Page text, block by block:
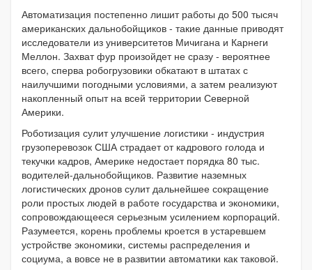
Автоматизация постепенно лишит работы до 500 тысяч
американских дальнобойщиков - такие данные приводят
исследователи из университетов Мичигана и Карнеги
Меллон. Захват фур произойдет не сразу - вероятнее
всего, сперва робогрузовики обкатают в штатах с
наилучшими погодными условиями, а затем реализуют
накопленный опыт на всей территории Северной
Америки.
Роботизация сулит улучшение логистики - индустрия
грузоперевозок США страдает от кадрового голода и
текучки кадров, Америке недостает порядка 80 тыс.
водителей-дальнобойщиков. Развитие наземных
логистических дронов сулит дальнейшее сокращение
роли простых людей в работе государства и экономики,
сопровождающееся серьезным усилением корпораций.
Разумеется, корень проблемы кроется в устаревшем
устройстве экономики, системы распределения и
социума, а вовсе не в развитии автоматики как таковой.